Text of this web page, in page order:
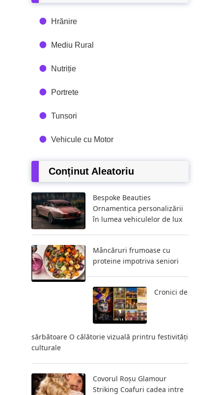
Hrănire
Mediu Rural
Nutriție
Portrete
Tunsori
Vehicule cu Motor
Conținut Aleatoriu
Bespoke Beauties
Ornamentica personalizării
în lumea vehiculelor de lux
Mâncăruri frumoase cu
proteine ​​impotriva seniori
Cronici de
sărbătoare O călătorie vizuală printru festivități
culturale
Covorul Roșu Glamour
Striking Coafuri cadea intre